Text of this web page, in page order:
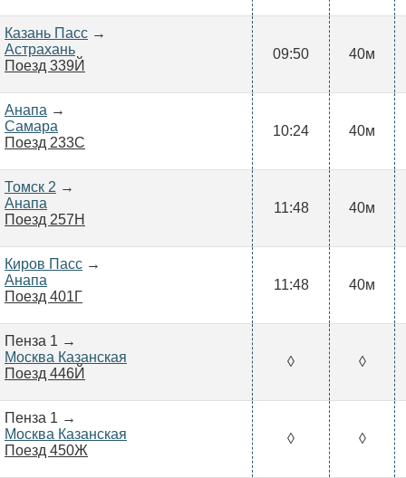
Казань Пасс →
Астрахань
Поезд 339Й
09:50 40м
Анапа →
Самара
Поезд 233С
10:24 40м
Томск 2 →
Анапа
Поезд 257Н
11:48 40м
Киров Пасс →
Анапа
Поезд 401Г
11:48 40м
Пенза 1 →
Москва Казанская
Поезд 446Й
◊ ◊
Пенза 1 →
Москва Казанская
Поезд 450Ж
◊ ◊